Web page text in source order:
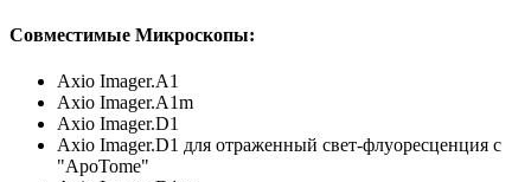
Совместимые Микроскопы:
Axio Imager.A1
Axio Imager.A1m
Axio Imager.D1
Axio Imager.D1 для отраженный свет-флуоресценция с
"ApoTome"